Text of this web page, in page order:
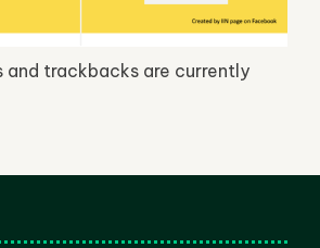
and trackbacks are currently